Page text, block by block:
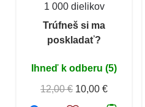
1 000 dielikov
Trúfneš si ma
poskladať?
Ihneď k odberu (5)
12,00 € 10,00 €